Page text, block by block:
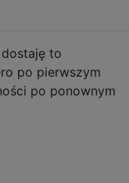
to
po pierwszym
po ponownym